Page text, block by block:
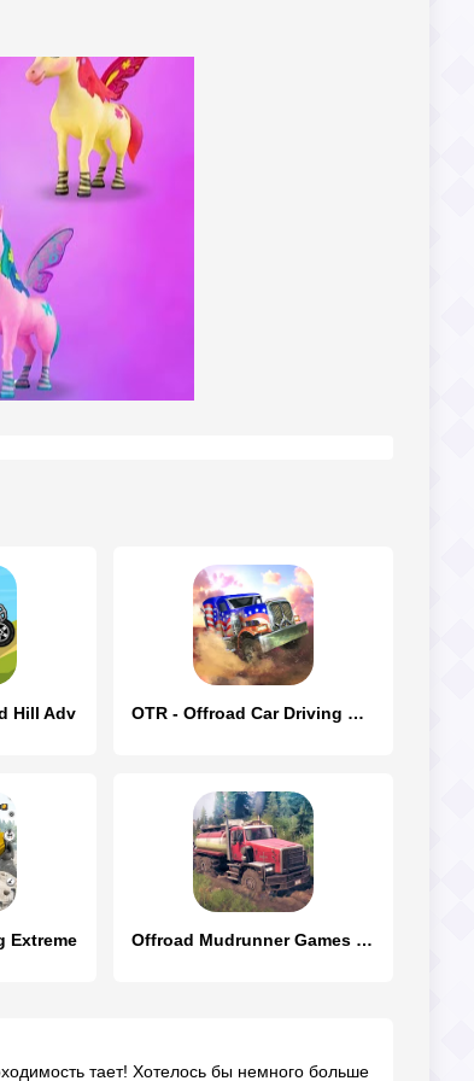
Hill Adv OTR - Offroad Car Driving Game
Extreme Offroad Mudrunner Games 3D
тает! Хотелось бы немного больше